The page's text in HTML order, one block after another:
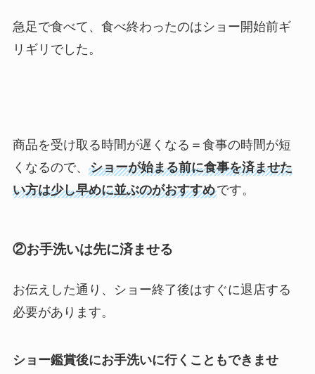
急足で食べて、食べ終わったのはショー開始前ギ
リギリでした。
商品を受け取る時間が遅くなる＝食事の時間が短
くなるので、 ショーが始まる前に食事を済ませた
い方は少し早めに並ぶのがおすすめです。
②お手洗いは先に済ませる
お伝えした通り、ショー終了後はすぐに退店する
必要があります。
ショー鑑賞後にお手洗いに行くこともできませ